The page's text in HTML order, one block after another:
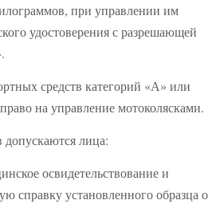
при управлении им
удостоверения с разрешающей
средств категорий «А» или
на управление мотоколясками.
допускаются лица:
освидетельствование и
справку установленного образца о